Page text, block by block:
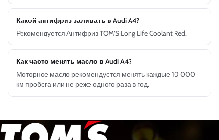
Какой антифриз заливать в Audi A4?
Рекомендуется Антифриз TOM’S Long Life Coolant Red.
Как часто менять масло в Audi A4?
Моторное масло рекомендуется менять каждые 10 000
км пробега или не реже одного раза в год.